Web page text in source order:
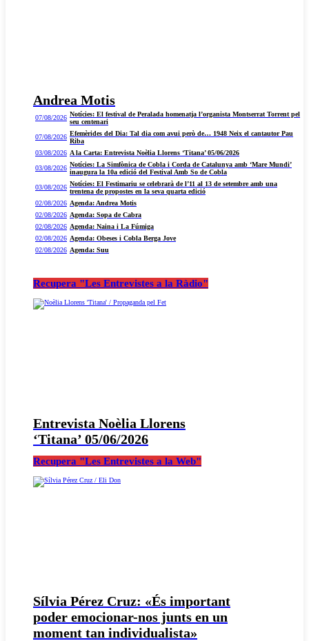
Andrea Motis
07/08/2026 Notícies: El festival de Peralada homenatja l’organista Montserrat Torrent pel
seu centenari
07/08/2026 Efemèrides del Dia: Tal dia com avui però de… 1948 Neix el cantautor Pau
Riba
03/08/2026 A la Carta: Entrevista Noèlia Llorens ‘Titana’ 05/06/2026
03/08/2026 Notícies: La Simfònica de Cobla i Corda de Catalunya amb ‘Mare Mundi’
inaugura la 10a edició del Festival Amb So de Cobla
03/08/2026 Notícies: El Festimariu se celebrarà de l’11 al 13 de setembre amb una
trentena de propostes en la seva quarta edició
02/08/2026 Agenda: Andrea Motis
02/08/2026 Agenda: Sopa de Cabra
02/08/2026 Agenda: Naina i La Fúmiga
02/08/2026 Agenda: Obeses i Cobla Berga Jove
02/08/2026 Agenda: Suu
Recupera "Les Entrevistes a la Ràdio"
Entrevista Noèlia Llorens
‘Titana’ 05/06/2026
Recupera "Les Entrevistes a la Web"
Sílvia Pérez Cruz: «És important
poder emocionar-nos junts en un
moment tan individualista»